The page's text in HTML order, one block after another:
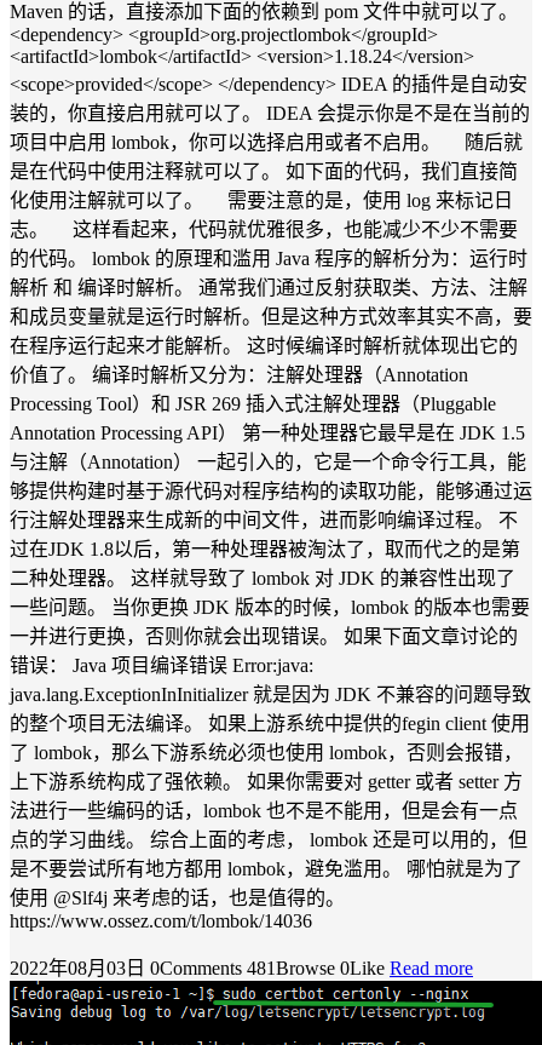
Maven 的话，直接添加下面的依赖到 pom 文件中就可以了。
<dependency> <groupId>org.projectlombok</groupId>
<artifactId>lombok</artifactId> <version>1.18.24</version>
<scope>provided</scope> </dependency> IDEA 的插件是自动安
装的，你直接启用就可以了。 IDEA 会提示你是不是在当前的
项目中启用 lombok，你可以选择启用或者不启用。 随后就
是在代码中使用注释就可以了。 如下面的代码，我们直接简
化使用注解就可以了。 需要注意的是，使用 log 来标记日
志。 这样看起来，代码就优雅很多，也能减少不少不需要
的代码。 lombok 的原理和滥用 Java 程序的解析分为：运行时
解析 和 编译时解析。 通常我们通过反射获取类、方法、注解
和成员变量就是运行时解析。但是这种方式效率其实不高，要
在程序运行起来才能解析。 这时候编译时解析就体现出它的
价值了。 编译时解析又分为：注解处理器（Annotation
Processing Tool）和 JSR 269 插入式注解处理器（Pluggable
Annotation Processing API） 第一种处理器它最早是在 JDK 1.5
与注解（Annotation） 一起引入的，它是一个命令行工具，能
够提供构建时基于源代码对程序结构的读取功能，能够通过运
行注解处理器来生成新的中间文件，进而影响编译过程。 不
过在JDK 1.8以后，第一种处理器被淘汰了，取而代之的是第
二种处理器。 这样就导致了 lombok 对 JDK 的兼容性出现了
一些问题。 当你更换 JDK 版本的时候，lombok 的版本也需要
一并进行更换，否则你就会出现错误。 如果下面文章讨论的
错误： Java 项目编译错误 Error:java:
java.lang.ExceptionInInitializer 就是因为 JDK 不兼容的问题导致
的整个项目无法编译。 如果上游系统中提供的fegin client 使用
了 lombok，那么下游系统必须也使用 lombok，否则会报错，
上下游系统构成了强依赖。 如果你需要对 getter 或者 setter 方
法进行一些编码的话，lombok 也不是不能用，但是会有一点
点的学习曲线。 综合上面的考虑， lombok 还是可以用的，但
是不要尝试所有地方都用 lombok，避免滥用。 哪怕就是为了
使用 @Slf4j 来考虑的话，也是值得的。
https://www.ossez.com/t/lombok/14036
2022年08月03日 0Comments 481Browse 0Like Read more